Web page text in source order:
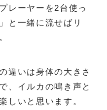
レーヤーを2台使っ
と一緒に流せばリ
違いは身体の大きさ
、イルカの鳴き声と
しいと思います。